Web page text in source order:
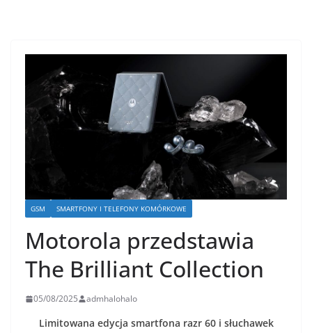
GSM SMARTFONY I TELEFONY KOMÓRKOWE
Motorola przedstawia
The Brilliant Collection
05/08/2025 admhalohalo
Limitowana edycja smartfona razr 60 i słuchawek